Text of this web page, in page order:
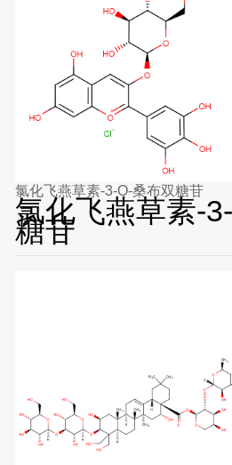
氯化飞燕草素-3-O-桑布双糖苷
氯化飞燕草素-
糖苷